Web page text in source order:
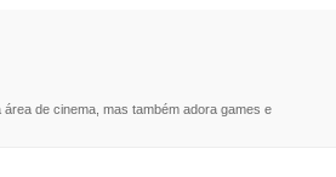
de cinema, mas também adora games e